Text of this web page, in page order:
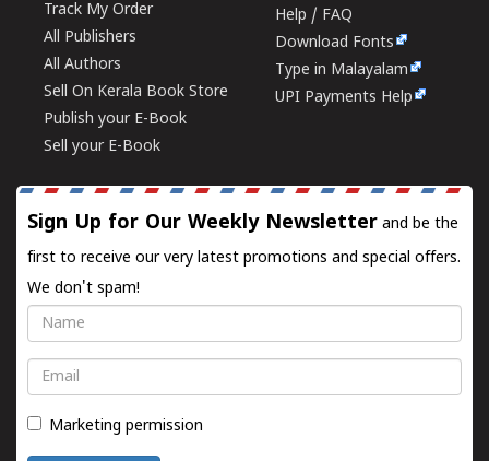
Track My Order
All Publishers
All Authors
Sell On Kerala Book Store
Publish your E-Book
Sell your E-Book
Help / FAQ
Download Fonts
Type in Malayalam
UPI Payments Help
Sign Up for Our Weekly Newsletter and be the
first to receive our very latest promotions and special offers.
We don't spam!
Name
Email
Marketing permission